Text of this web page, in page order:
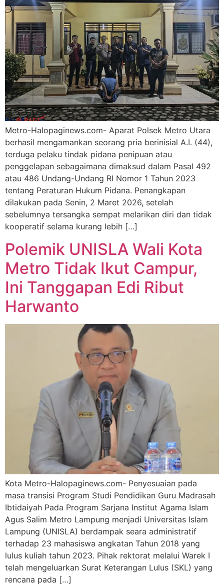
Metro-Halopaginews.com- Aparat Polsek Metro Utara
berhasil mengamankan seorang pria berinisial A.I. (44),
terduga pelaku tindak pidana penipuan atau
penggelapan sebagaimana dimaksud dalam Pasal 492
atau 486 Undang-Undang RI Nomor 1 Tahun 2023
tentang Peraturan Hukum Pidana. Penangkapan
dilakukan pada Senin, 2 Maret 2026, setelah
sebelumnya tersangka sempat melarikan diri dan tidak
kooperatif selama kurang lebih […]
Polemik UNISLA Wali Kota
Metro Tidak Ikut Campur,
Ini Tanggapan Edi Ribut
Harwanto
Kota Metro-Halopaginews.com- Penyesuaian pada
masa transisi Program Studi Pendidikan Guru Madrasah
Ibtidaiyah Pada Program Sarjana Institut Agama Islam
Agus Salim Metro Lampung menjadi Universitas Islam
Lampung (UNISLA) berdampak seara administratif
terhadap 23 mahasiswa angkatan Tahun 2018 yang
lulus kuliah tahun 2023. Pihak rektorat melalui Warek I
telah mengeluarkan Surat Keterangan Lulus (SKL) yang
rencana pada […]